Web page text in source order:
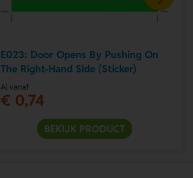
E023: Door Opens By Pushing On
The Right-Hand Side (Sticker)
Al vanaf
€ 0,74
BEKIJK PRODUCT